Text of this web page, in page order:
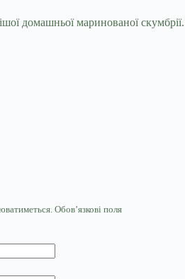
домашньої маринованої скумбрії.
Обов’язкові поля